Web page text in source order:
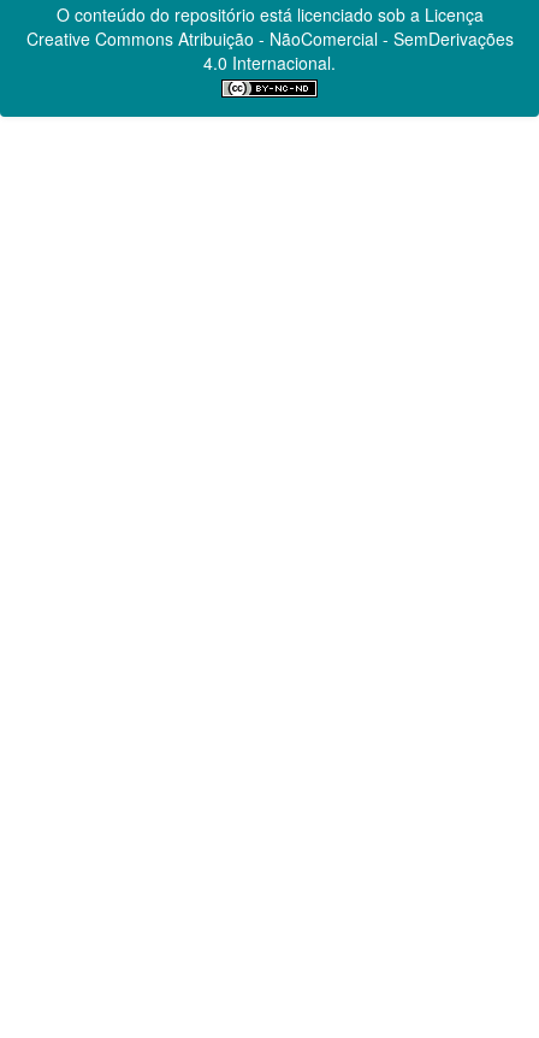
O conteúdo do repositório está licenciado sob a Licença
Creative CommonsAtribuição - NãoComercial - SemDerivações
4.0 Internacional.